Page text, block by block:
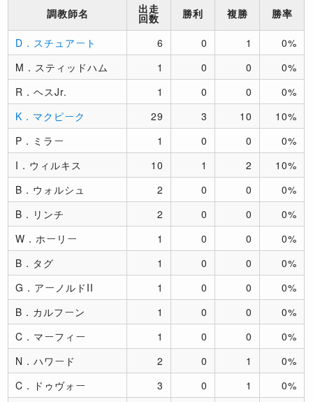
調教師名 出走
回数 勝利 複勝 勝率
D．スチュアート 6 0 1
0%
M．スティッドハム
1 0 0
0%
R．ヘスJr.
1 0 0
0%
K．マクピーク
29 3 10
10%
P．ミラー
1 0 0
0%
I．ウィルキス
10 1 2
10%
B．ウォルシュ
2 0 0
0%
B．リンチ
2 0 0
0%
W．ホーリー
1 0 0
0%
B．タグ
1 0 0
0%
G．アーノルドII
1 0 0
0%
B．カルフーン
1 0 0
0%
C．マーフィー
1 0 0
0%
N．ハワード
2 0 1
0%
C．ドゥヴォー
3 0 1 0%